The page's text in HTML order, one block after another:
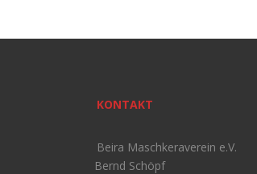
KONTAKT
Beira Maschkeraverein e.V.
Bernd Schöpf